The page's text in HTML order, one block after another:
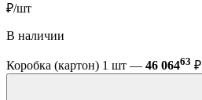
₽/шт
В наличии
Коробка (картон) 1 шт — 46 06463 ₽